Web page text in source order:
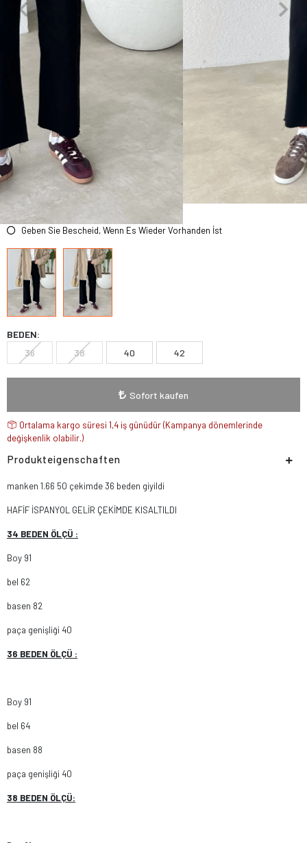
BEDEN:
36
değişkenlik olabilir.)
Produkteigenschaften
manken 1.66 50 çekimde 36 beden giyildi
HAFİF İSPANYOL GELİR ÇEKİMDE KISALTILDI
34 BEDEN ÖLÇÜ :
Boy 91
bel 62
basen 82
paça genişliği 40
36 BEDEN ÖLÇÜ :
bel 64
basen 88
paça genişliği 40
38 BEDEN ÖLÇÜ: